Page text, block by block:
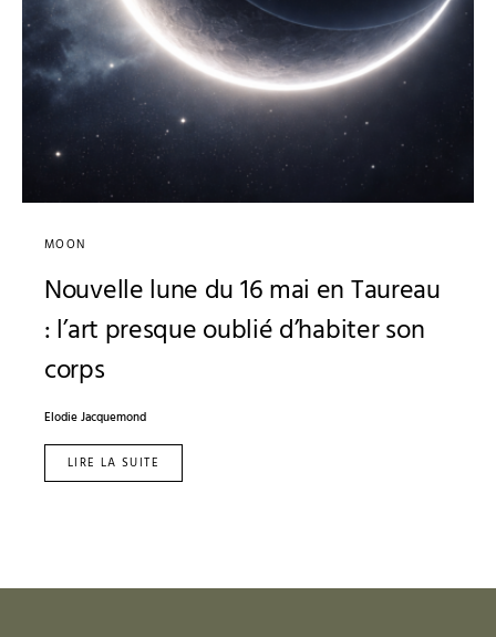
MOON
Nouvelle lune du 16 mai en Taureau
: l’art presque oublié d’habiter son
corps
Elodie Jacquemond
LIRE LA SUITE